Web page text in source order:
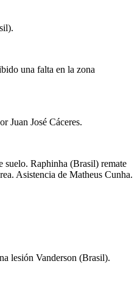
una falta en la zona
Juan José Cáceres.
suelo. Raphinha (Brasil) remate
Asistencia de Matheus Cunha.
lesión Vanderson (Brasil).